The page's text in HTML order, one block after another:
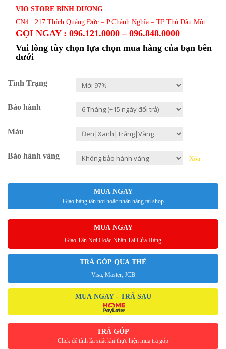
VIO STORE BÌNH DƯƠNG
CN4 : 217 Thích Quảng Đức – P.Chánh Nghĩa – TP Thủ Dầu Một
GỌI NGAY : 096.121.0000 – 096.848.0000
Vui lòng tùy chọn lựa chọn mua hàng của bạn bên
dưới
Tình Trạng
Bảo hành
Màu
Bảo hành vàng Xóa
MUA NGAY
Giao hàng tận nơi hoặc nhận hàng tại shop
MUA NGAY
Giao Tận Nơi Hoặc Nhận Tại Cửa Hàng
TRẢ GÓP QUA THẺ
Visa, Master, JCB
MUA NGAY - TRẢ SAU
TRẢ GÓP
Click để tính lãi suất khi thực hiện mua trả góp